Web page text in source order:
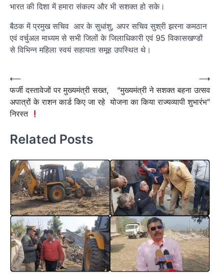
भारत की दिशा में हमारा संकल्प और भी सशक्त हो सके।
बैठक में प्रमुख सचिव आर के सुधांशु, अपर सचिव सुश्री झरना कमठान
एवं वर्चुअल माध्यम से सभी जिलों के जिलाधिकारी एवं 95 विकासखण्डों
से विभिन्न महिला स्वयं सहायता समूह उपस्थित थे।
Post
navigation
⟵
फर्जी दस्तावेजों पर मुख्यमंत्री सख्त,
अपात्रों के राशन कार्ड किए जा रहे
निरस्त
“मुख्यमंत्री ने सशक्त बहना उत्सव
योजना का किया राज्यव्यापी शुभारंभ”
⟶
Related Posts